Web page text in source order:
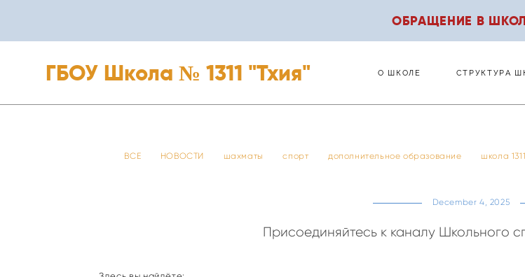
ОБРАЩЕНИЕ В
ГБОУ Школа № 1311 "Тхия" О ШКОЛЕ СТРУКТУРА
ВСЕ НОВОСТИ шахматы спорт дополнительное образование школа 1311
December 4, 2025
Присоединяйтесь к каналу Школьного